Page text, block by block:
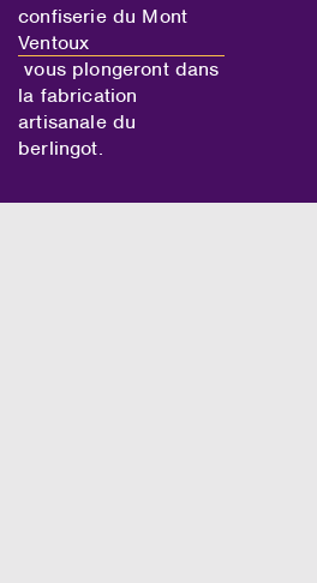
confiserie du Mont
Ventoux
vous plongeront dans
la fabrication
artisanale du
berlingot.